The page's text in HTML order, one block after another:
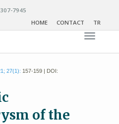
7945
HOME
CONTACT TR
Toggle
27(1): 157-159 | DOI:
of the